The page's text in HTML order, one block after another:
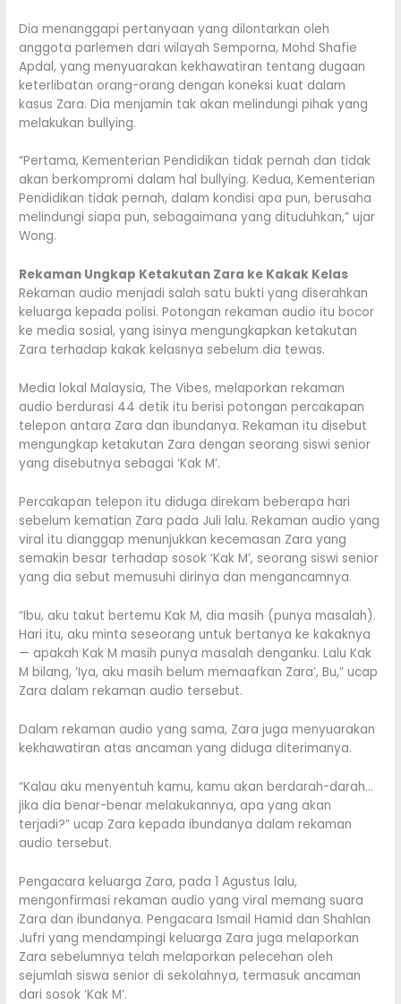
Dia menanggapi pertanyaan yang dilontarkan oleh
anggota parlemen dari wilayah Semporna, Mohd Shafie
Apdal, yang menyuarakan kekhawatiran tentang dugaan
keterlibatan orang-orang dengan koneksi kuat dalam
kasus Zara. Dia menjamin tak akan melindungi pihak yang
melakukan bullying.
“Pertama, Kementerian Pendidikan tidak pernah dan tidak
akan berkompromi dalam hal bullying. Kedua, Kementerian
Pendidikan tidak pernah, dalam kondisi apa pun, berusaha
melindungi siapa pun, sebagaimana yang dituduhkan,” ujar
Wong.
Rekaman Ungkap Ketakutan Zara ke Kakak Kelas
Rekaman audio menjadi salah satu bukti yang diserahkan
keluarga kepada polisi. Potongan rekaman audio itu bocor
ke media sosial, yang isinya mengungkapkan ketakutan
Zara terhadap kakak kelasnya sebelum dia tewas.
Media lokal Malaysia, The Vibes, melaporkan rekaman
audio berdurasi 44 detik itu berisi potongan percakapan
telepon antara Zara dan ibundanya. Rekaman itu disebut
mengungkap ketakutan Zara dengan seorang siswi senior
yang disebutnya sebagai ‘Kak M’.
Percakapan telepon itu diduga direkam beberapa hari
sebelum kematian Zara pada Juli lalu. Rekaman audio yang
viral itu dianggap menunjukkan kecemasan Zara yang
semakin besar terhadap sosok ‘Kak M’, seorang siswi senior
yang dia sebut memusuhi dirinya dan mengancamnya.
“Ibu, aku takut bertemu Kak M, dia masih (punya masalah).
Hari itu, aku minta seseorang untuk bertanya ke kakaknya
— apakah Kak M masih punya masalah denganku. Lalu Kak
M bilang, ‘Iya, aku masih belum memaafkan Zara’, Bu,” ucap
Zara dalam rekaman audio tersebut.
Dalam rekaman audio yang sama, Zara juga menyuarakan
kekhawatiran atas ancaman yang diduga diterimanya.
“Kalau aku menyentuh kamu, kamu akan berdarah-darah…
jika dia benar-benar melakukannya, apa yang akan
terjadi?” ucap Zara kepada ibundanya dalam rekaman
audio tersebut.
Pengacara keluarga Zara, pada 1 Agustus lalu,
mengonfirmasi rekaman audio yang viral memang suara
Zara dan ibundanya. Pengacara Ismail Hamid dan Shahlan
Jufri yang mendampingi keluarga Zara juga melaporkan
Zara sebelumnya telah melaporkan pelecehan oleh
sejumlah siswa senior di sekolahnya, termasuk ancaman
dari sosok ‘Kak M’.